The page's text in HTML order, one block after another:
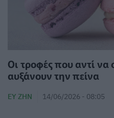
Οι τροφές που αντί να
αυξάνουν την πείνα
ΕΥ ΖΗΝ 14/06/2026 - 08:05